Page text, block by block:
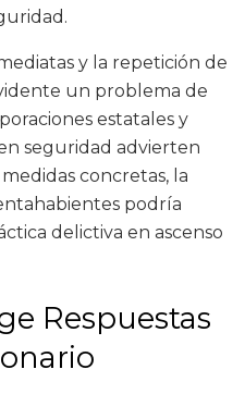
y la repetición de
un problema de
estatales y
seguridad advierten
concretas, la
podría
delictiva en ascenso
Respuestas